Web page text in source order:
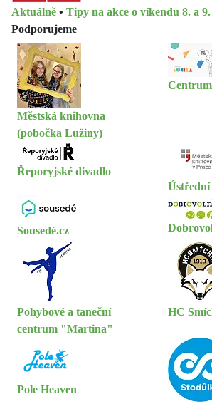
Aktuálně • Tipy na akce o víkendu 8. a
Podporujeme
Městská knihovna
(pobočka Lužiny)
Řeporyjské divadlo
Sousedé.cz
Pohybové a taneční
centrum "Martina"
HC
Pole Heaven